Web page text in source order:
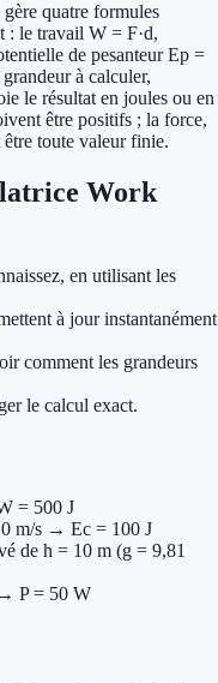
quatre formules
: le travail W = F·d,
de pesanteur Ep =
à calculer,
le résultat en joules ou en
être positifs ; la force,
toute valeur finie.
Work
en utilisant les
à jour instantanément
comment les grandeurs
le calcul exact.
= 500 J
m/s → Ec = 100 J
de h = 10 m (g = 9,81
P = 50 W